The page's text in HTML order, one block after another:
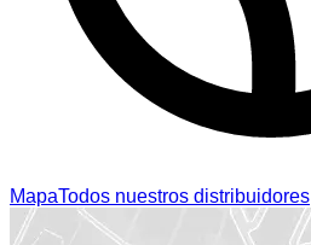
MapaTodos nuestros distribuidores